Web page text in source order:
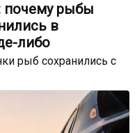
почему рыбы
в
либо
рыб сохранились с